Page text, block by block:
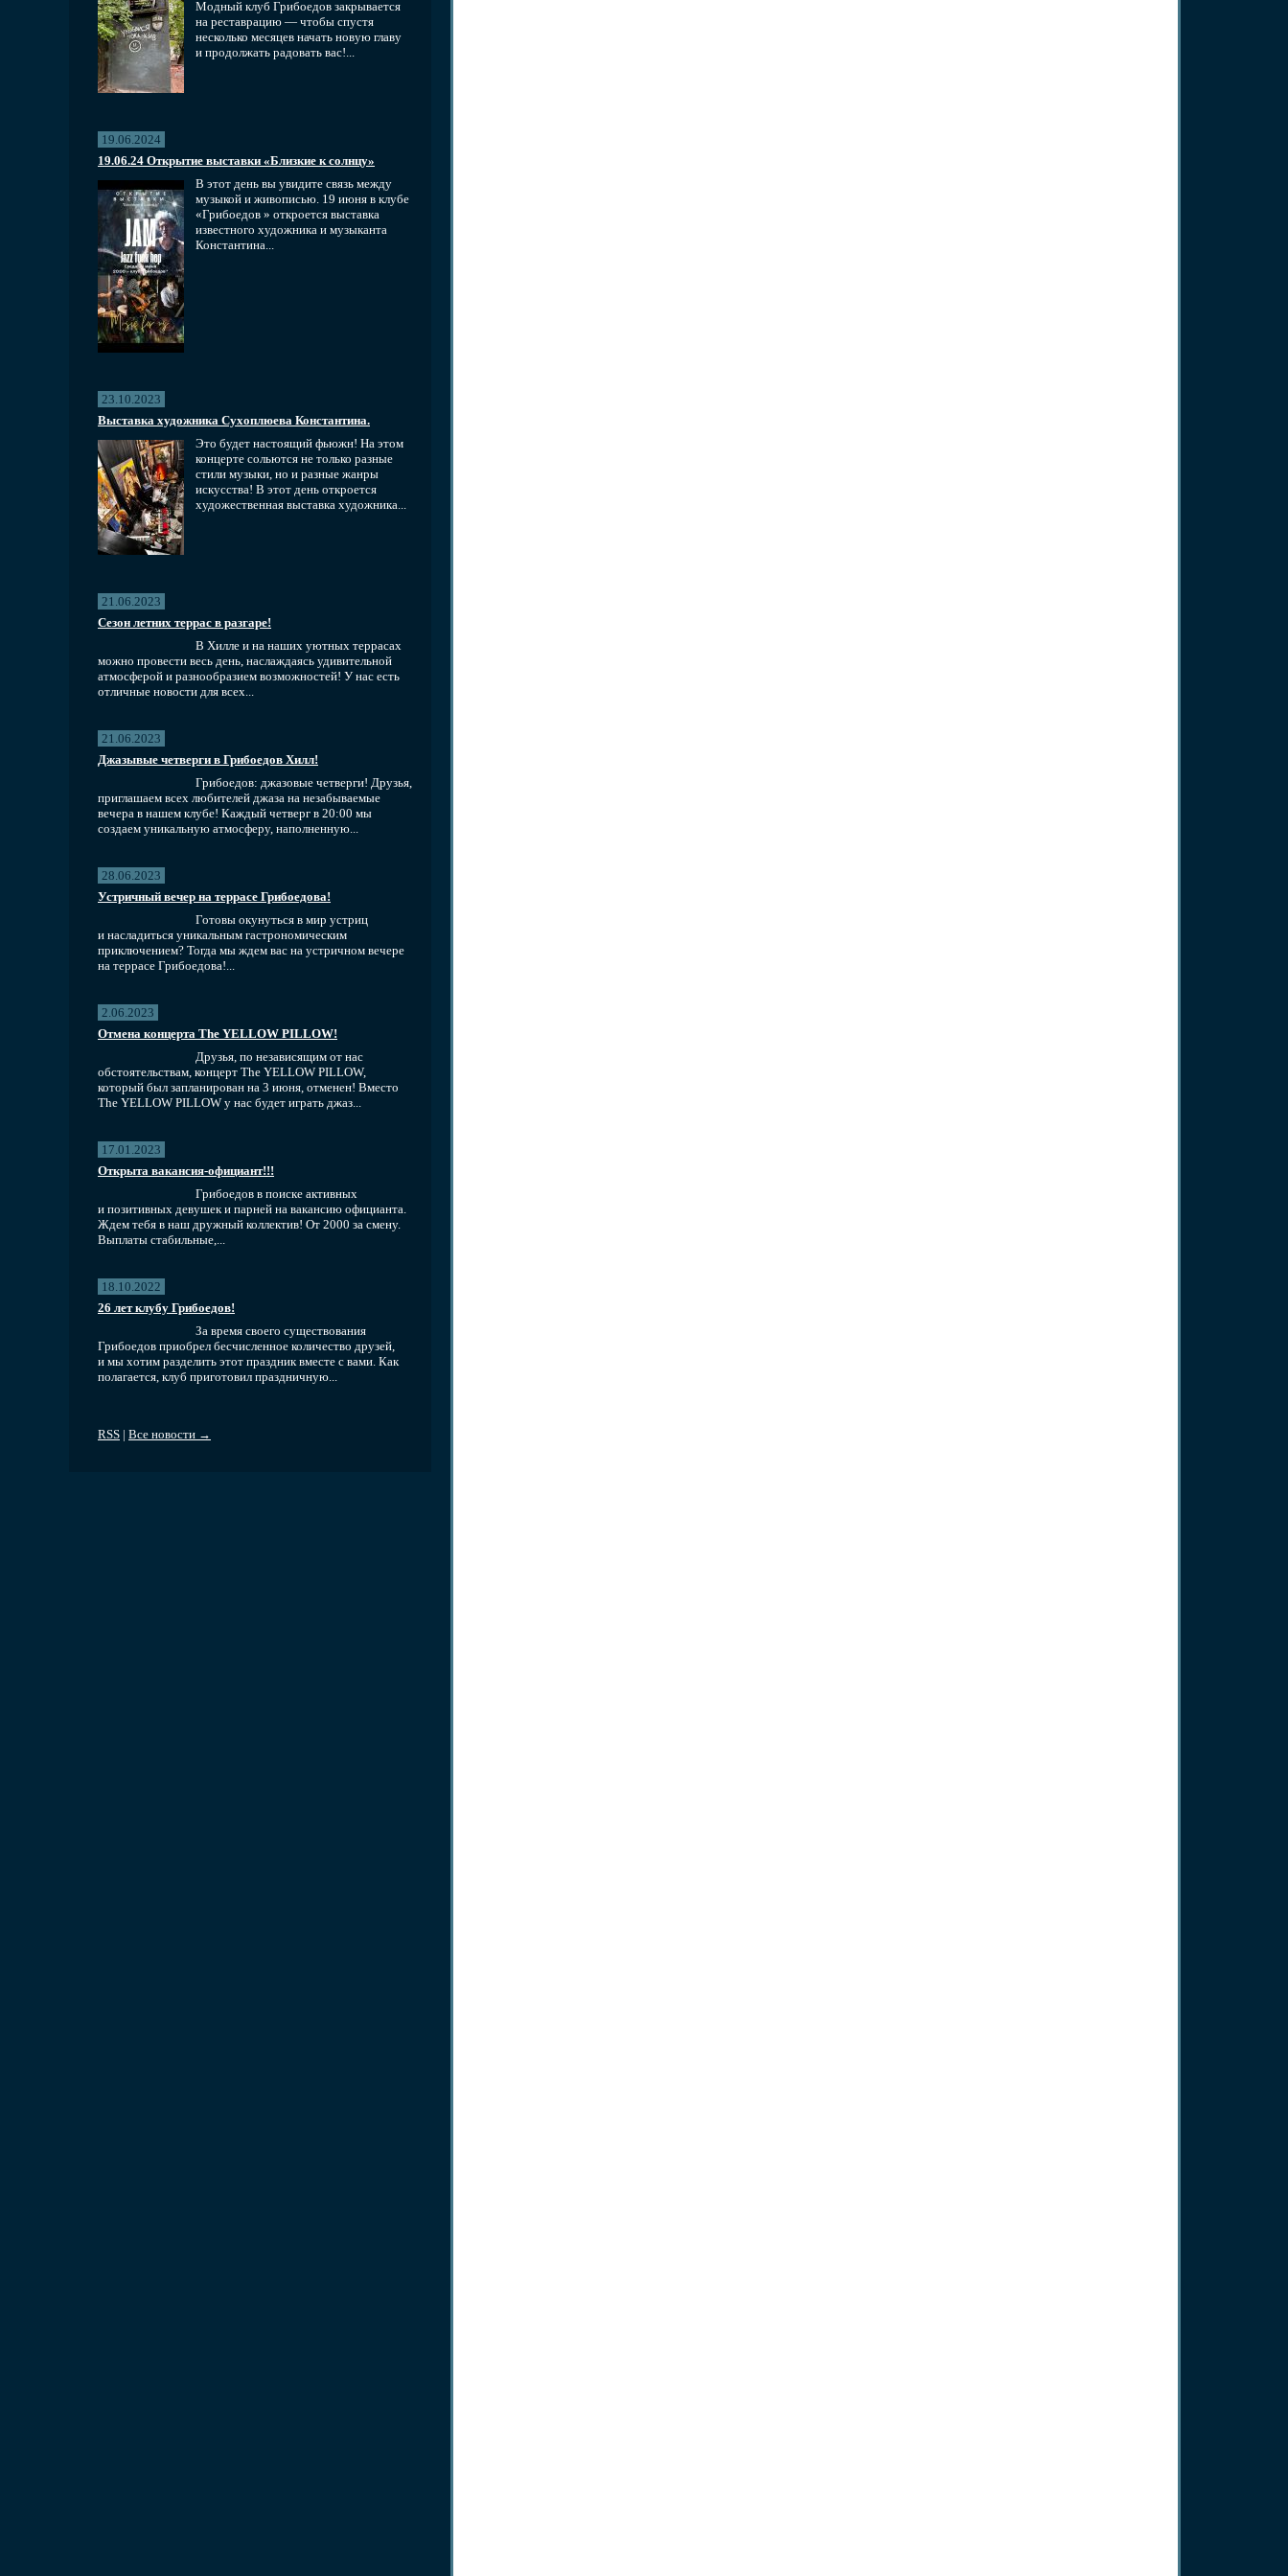
Модный клуб Грибоедов закрывается
на реставрацию — чтобы спустя
несколько месяцев начать новую главу
и продолжать радовать вас!...
19.06.2024
19.06.24 Открытие выставки «Близкие к солнцу»
В этот день вы увидите связь между
музыкой и живописью. 19 июня в клубе
«Грибоедов » откроется выставка
известного художника и музыканта
Константина...
23.10.2023
Выставка художника Сухоплюева Константина.
Это будет настоящий фьюжн! На этом
концерте сольются не только разные
стили музыки, но и разные жанры
искусства! В этот день откроется
художественная выставка художника...
21.06.2023
Сезон летних террас в разгаре!
В Хилле и на наших уютных террасах
можно провести весь день, наслаждаясь удивительной
атмосферой и разнообразием возможностей! У нас есть
отличные новости для всех...
21.06.2023
Джазывые четверги в Грибоедов Хилл!
Грибоедов: джазовые четверги! Друзья,
приглашаем всех любителей джаза на незабываемые
вечера в нашем клубе! Каждый четверг в 20:00 мы
создаем уникальную атмосферу, наполненную...
28.06.2023
Устричный вечер на террасе Грибоедова!
Готовы окунуться в мир устриц
и насладиться уникальным гастрономическим
приключением? Тогда мы ждем вас на устричном вечере
на террасе Грибоедова!...
2.06.2023
Отмена концерта The YELLOW PILLOW!
Друзья, по независящим от нас
обстоятельствам, концерт The YELLOW PILLOW,
который был запланирован на 3 июня, отменен! Вместо
The YELLOW PILLOW у нас будет играть джаз...
17.01.2023
Открыта вакансия-официант!!!
Грибоедов в поиске активных
и позитивных девушек и парней на вакансию официанта.
Ждем тебя в наш дружный коллектив! От 2000 за смену.
Выплаты стабильные,...
18.10.2022
26 лет клубу Грибоедов!
За время своего существования
Грибоедов приобрел бесчисленное количество друзей,
и мы хотим разделить этот праздник вместе с вами. Как
полагается, клуб приготовил праздничную...
RSS | Все новости →